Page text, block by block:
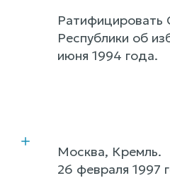
Ратифицировать
Республики об
июня 1994 года.
Москва, Кремль.
26 февраля 1997